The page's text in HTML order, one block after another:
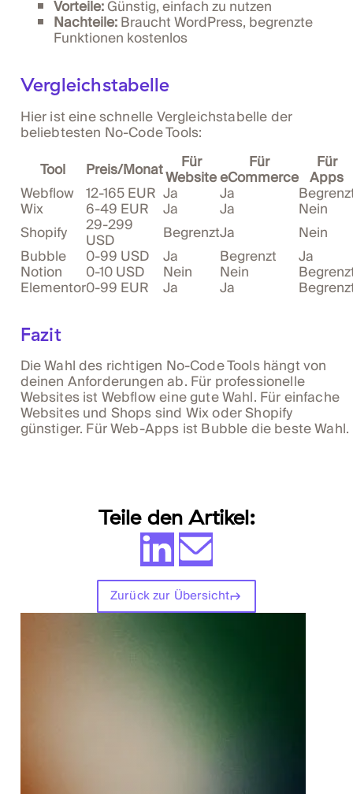
Vorteile:Günstig, einfach zu nutzen
Nachteile:Braucht WordPress, begrenzte
Funktionen kostenlos
Vergleichstabelle
Hier ist eine schnelle Vergleichstabelle der
beliebtesten No-Code Tools:
Tool
Preis/Monat Für
Website
Für
eCommerce
Für
Apps
Webflow 12-165 EUR Ja Ja
Wix 6-49 EUR Ja Ja
Nein
Shopify
29-299
USD BegrenztJa
Nein
Bubble
0-99 USD Ja Begrenzt Ja
Notion 0-10 USD Nein Nein
Elementor0-99 EUR Ja Ja
Fazit
Die Wahl des richtigen No-Code Tools hängt von
deinen Anforderungen ab. Für professionelle
Websites ist Webflow eine gute Wahl. Für einfache
Websites und Shops sind Wix oder Shopify
günstiger. Für Web-Apps ist Bubble die beste Wahl.
Teile den Artikel:
Zurück zur Übersicht